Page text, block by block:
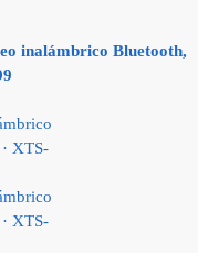
inalámbrico Bluetooth,